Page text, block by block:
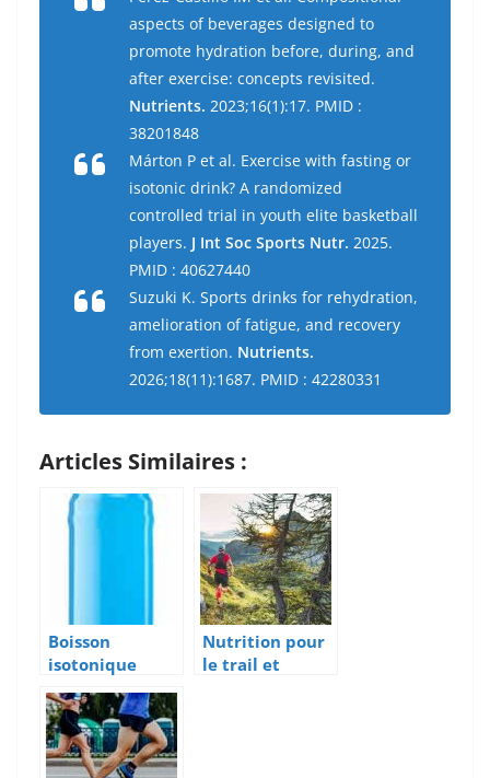
aspects of beverages designed to
promote hydration before, during, and
after exercise: concepts revisited.
Nutrients. 2023;16(1):17. PMID :
38201848
Márton P et al. Exercise with fasting or
isotonic drink? A randomized
controlled trial in youth elite basketball
players. J Int Soc Sports Nutr. 2025.
PMID : 40627440
Suzuki K. Sports drinks for rehydration,
amelioration of fatigue, and recovery
from exertion. Nutrients.
2026;18(11):1687. PMID : 42280331
Articles Similaires :
Boisson
isotonique
maison :
recettes,
dosages et
protocoles
Nutrition pour
le trail et